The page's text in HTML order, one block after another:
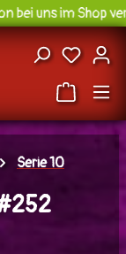
uns im Shop
Du
Serie 10